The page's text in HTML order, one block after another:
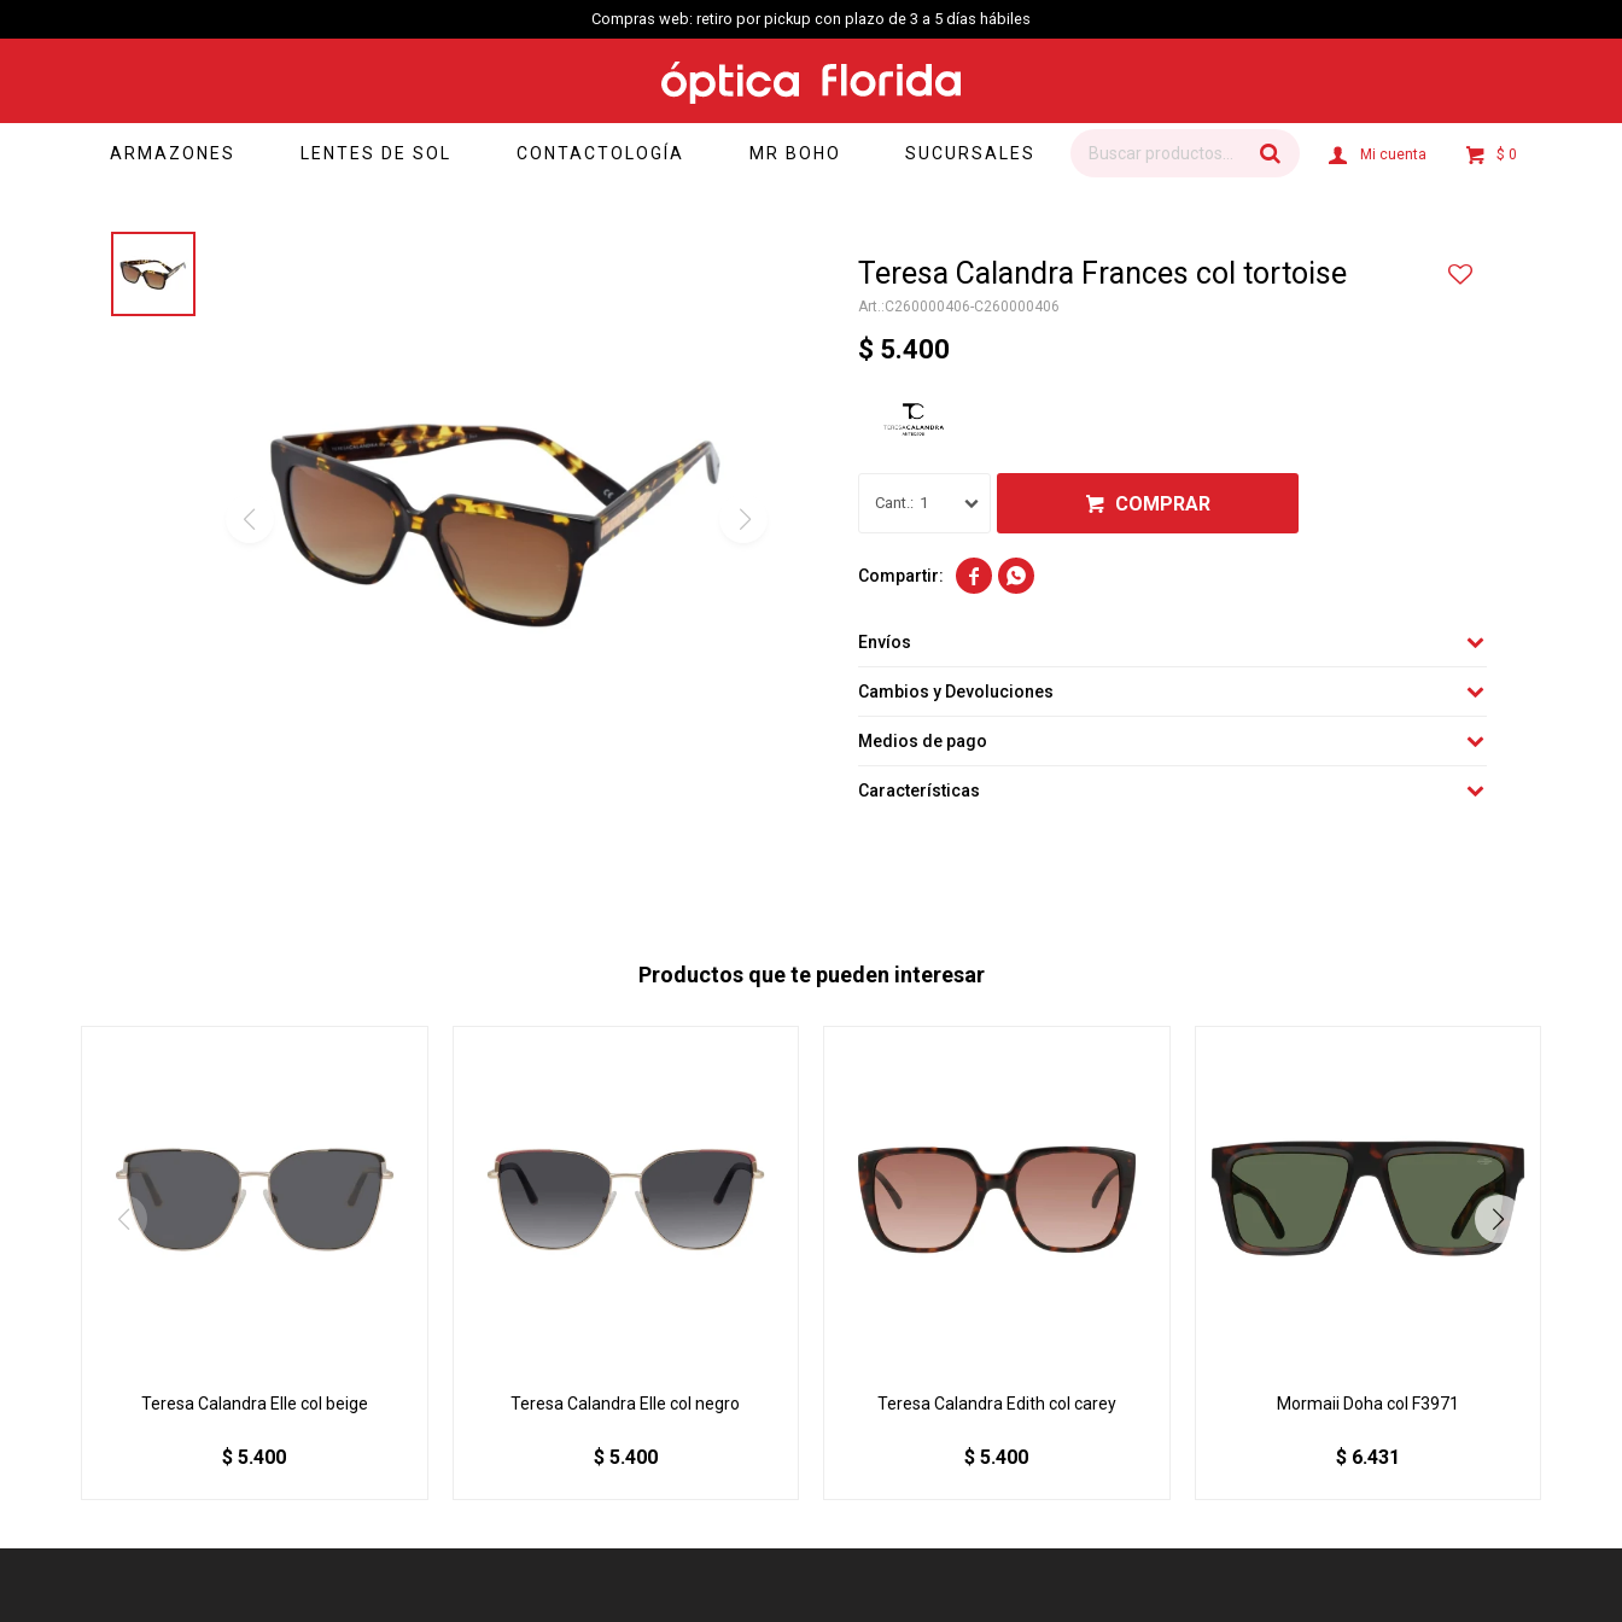
Compras web: retiro por pickup con plazo de 3 a 5 días hábiles
ARMAZONES LENTES DE SOL CONTACTOLOGÍA MR BOHO SUCURSALES $ 0
Teresa Calandra Frances col tortoise
C260000406-C260000406
$ 5.400
1 COMPRAR
 
Envíos
Cambios y Devoluciones
Medios de pago
Características
Productos que te pueden interesar
Teresa Calandra Elle col beige
$ 5.400
Teresa Calandra Elle col negro
$ 5.400
Teresa Calandra Edith col carey
$ 5.400
Mormaii Doha col F3971
$ 6.431